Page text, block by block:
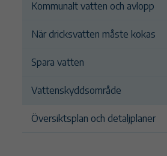
Kommunalt vatten och avlopp
När dricksvatten måste kokas
Spara vatten
Vattenskyddsområde
Översiktsplan och detaljplaner